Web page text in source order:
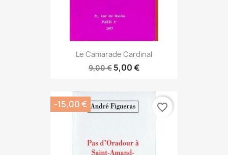
Le Camarade Cardinal
9,00 € 5,00 €
-15,00 € favorite_border